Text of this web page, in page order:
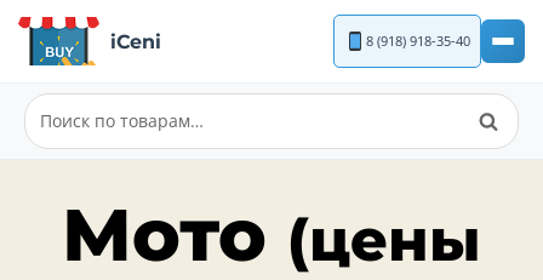
Перейти
содержимому
iCeni 8 (918) 918-35-40
Искать:
Поиск
Мото (цены